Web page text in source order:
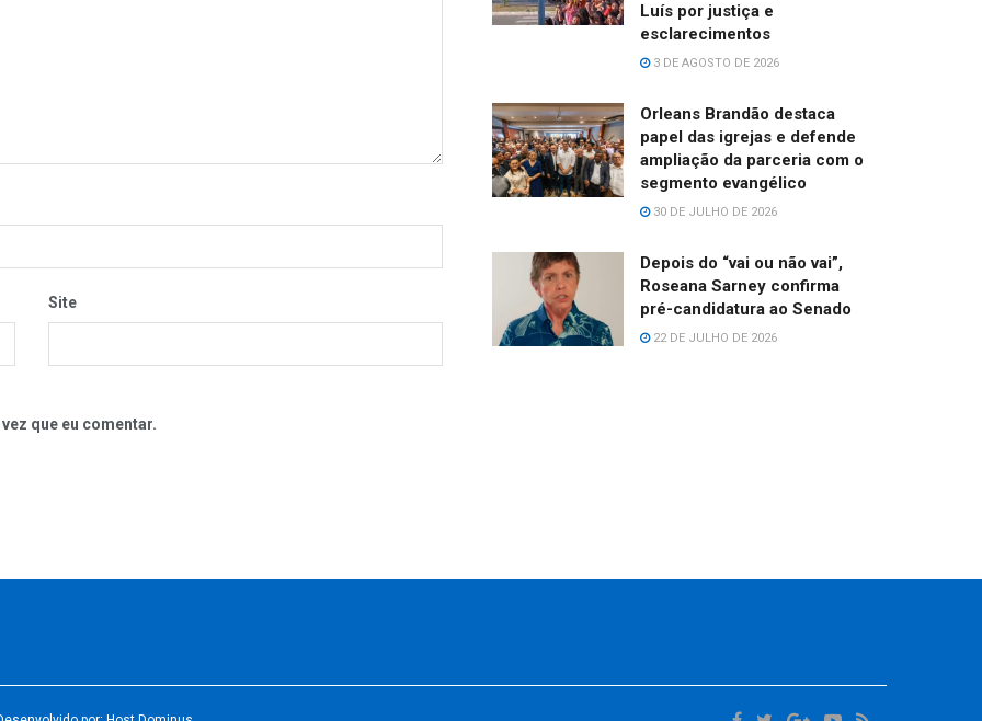
Site
que eu comentar.
Luís por justiça e
esclarecimentos
3 DE AGOSTO DE 2026
Orleans Brandão destaca
papel das igrejas e defende
ampliação da parceria com o
segmento evangélico
30 DE JULHO DE 2026
Depois do “vai ou não vai”,
Roseana Sarney confirma
pré-candidatura ao Senado
22 DE JULHO DE 2026